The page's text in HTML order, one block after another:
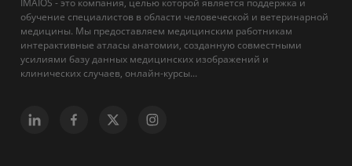
IMAIOS - это компания, целью которой является поддержка и
обучение специалистов в области человеческой и ветеринарной
медицины. Мы предоставляем медицинским работникам
интерактивные атласы анатомии, созданную совместными
усилиями базу данных медицинских изображений и
клинических случаев, онлайн-курсы...